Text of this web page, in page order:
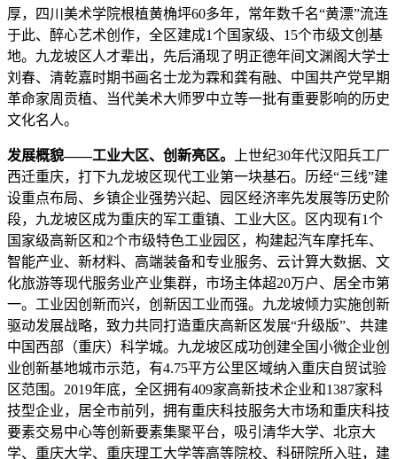
厚，四川美术学院根植黄桷坪60多年，常年数千名“黄漂”流连
于此、醉心艺术创作，全区建成1个国家级、15个市级文创基
地。九龙坡区人才辈出，先后涌现了明正德年间文渊阁大学士
刘春、清乾嘉时期书画名士龙为霖和龚有融、中国共产党早期
革命家周贡植、当代美术大师罗中立等一批有重要影响的历史
文化名人。
发展概貌——工业大区、创新亮区。
上世纪30年代汉阳兵工厂
西迁重庆，打下九龙坡区现代工业第一块基石。历经“三线”建
设重点布局、乡镇企业强势兴起、园区经济率先发展等历史阶
段，九龙坡区成为重庆的军工重镇、工业大区。区内现有1个
国家级高新区和2个市级特色工业园区，构建起汽车摩托车、
智能产业、新材料、高端装备和专业服务、云计算大数据、文
化旅游等现代服务业产业集群，市场主体超20万户、居全市第
一。工业因创新而兴，创新因工业而强。九龙坡倾力实施创新
驱动发展战略，致力共同打造重庆高新区发展“升级版”、共建
中国西部（重庆）科学城。九龙坡区成功创建全国小微企业创
业创新基地城市示范，有4.75平方公里区域纳入重庆自贸试验
区范围。2019年底，全区拥有409家高新技术企业和1387家科
技型企业，居全市前列，拥有重庆科技服务大市场和重庆科技
要素交易中心等创新要素集聚平台，吸引清华大学、北京大
学、重庆大学、重庆理工大学等高等院校、科研院所入驻，建